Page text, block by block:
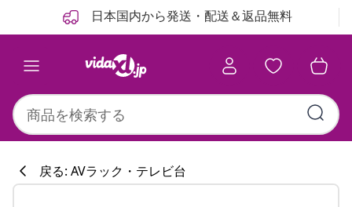
日本国内から発送・配送＆返品無料
戻る: AVラック・テレビ台